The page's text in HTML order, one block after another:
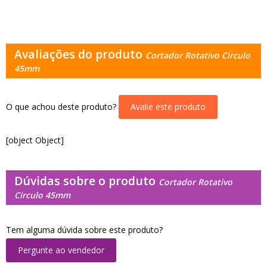
Avaliações do produto Cortador Rotativo Circulo
45mm
O que achou deste produto? Avalie este produto
[object Object]
Dúvidas sobre o produto Cortador Rotativo
Circulo 45mm
Tem alguma dúvida sobre este produto?
Pergunte ao vendedor